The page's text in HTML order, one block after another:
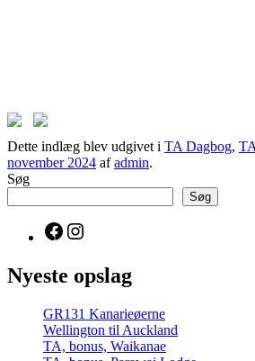
Dette indlæg blev udgivet i TA Dagbog,
november 2024 afadmin.
Søg
Søg
Facebook
Nyeste opslag
GR131 Kanarieøerne
Wellington til Auckland
TA, bonus, Waikanae